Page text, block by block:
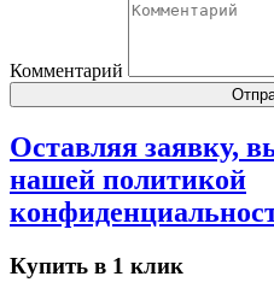
Комментарий
Оставляя заявку,
нашей политикой
Купить в 1 клик